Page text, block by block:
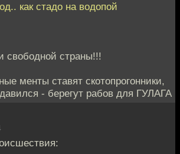
как стадо на водопой
страны!!!
менты ставят скотопрогонники,
- берегут рабов для ГУЛАГА